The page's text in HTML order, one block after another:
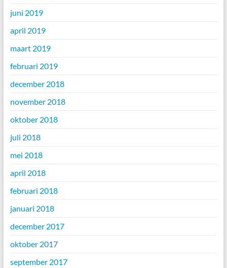
juni 2019
april 2019
maart 2019
februari 2019
december 2018
november 2018
oktober 2018
juli 2018
mei 2018
april 2018
februari 2018
januari 2018
december 2017
oktober 2017
september 2017